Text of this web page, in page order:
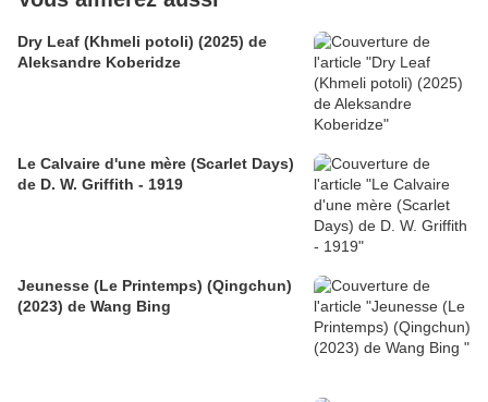
Dry Leaf (Khmeli potoli) (2025) de
Aleksandre Koberidze
Le Calvaire d'une mère (Scarlet Days)
de D. W. Griffith - 1919
Jeunesse (Le Printemps) (Qingchun)
(2023) de Wang Bing